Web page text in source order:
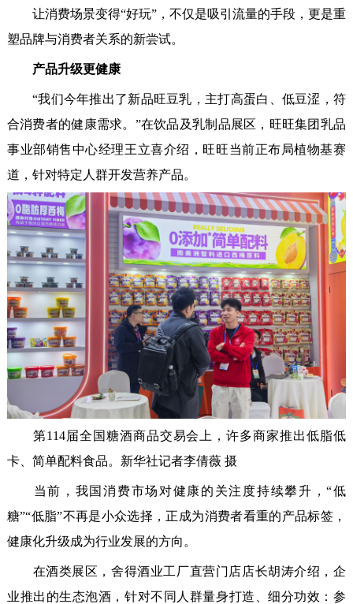
让消费场景变得“好玩”，不仅是吸引流量的手段，更是重
塑品牌与消费者关系的新尝试。
产品升级更健康
“我们今年推出了新品旺豆乳，主打高蛋白、低豆涩，符
合消费者的健康需求。”在饮品及乳制品展区，旺旺集团乳品
事业部销售中心经理王立喜介绍，旺旺当前正布局植物基赛
道，针对特定人群开发营养产品。
第114届全国糖酒商品交易会上，许多商家推出低脂低
卡、简单配料食品。新华社记者李倩薇 摄
当前，我国消费市场对健康的关注度持续攀升，“低
糖”“低脂”不再是小众选择，正成为消费者看重的产品标签，
健康化升级成为行业发展的方向。
在酒类展区，舍得酒业工厂直营门店店长胡涛介绍，企
业推出的生态泡酒，针对不同人群量身打造、细分功效：参